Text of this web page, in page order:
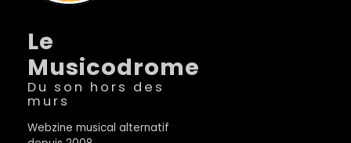
Le
Musicodrome
Du son hors des
murs
Webzine musical alternatif